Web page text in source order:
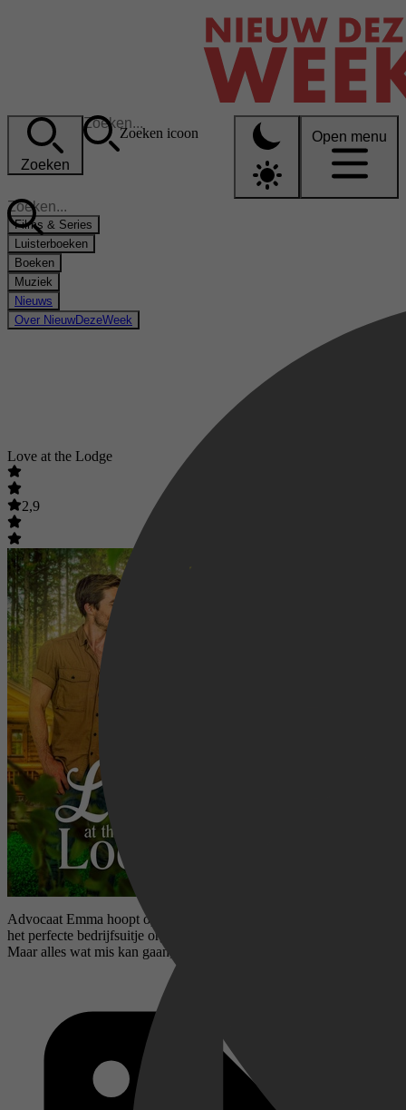
Zoeken
Zoeken icoon Open menu
Films & Series
Luisterboeken
Boeken
Muziek
Nieuws
Over NieuwDezeWeek
Love at the Lodge
2,9
Advocaat Emma hoopt op een grote promotie en gelooft dat, als ze
het perfecte bedrijfsuitje organiseert, ze zeker partner zal worden.
Maar alles wat mis kan gaan, gaat mis...